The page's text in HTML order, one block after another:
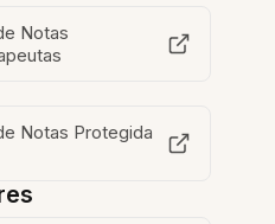
Notas
Notas Protegida